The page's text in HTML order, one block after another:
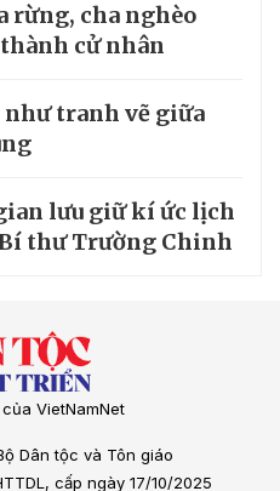
rừng, cha nghèo
cử nhân
như tranh vẽ giữa
lưu giữ kí ức lịch
thư Trường Chinh
VietNamNet
Dân tộc và Tôn giáo
cấp ngày 17/10/2025